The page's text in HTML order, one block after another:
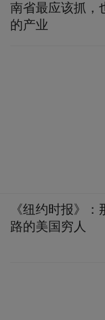
南省最应该抓，
的产业
《纽约时报》
路的美国穷人